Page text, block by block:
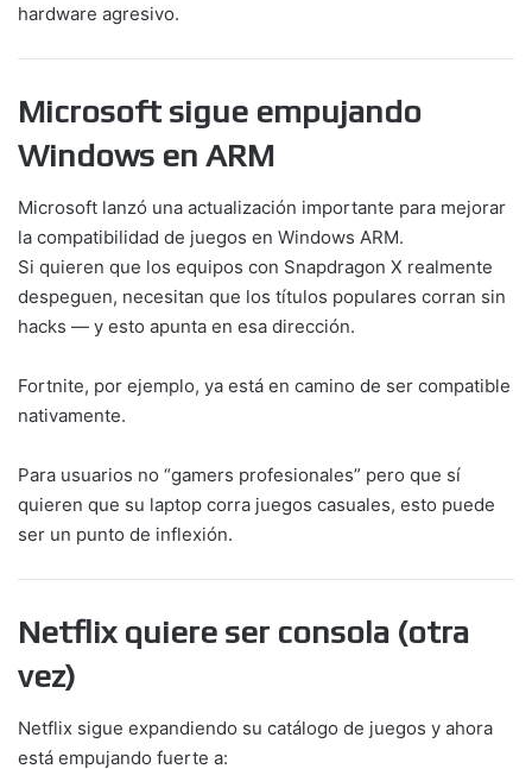
hardware agresivo.
Microsoft sigue empujando
Windows en ARM
Microsoft lanzó una actualización importante para mejorar
la compatibilidad de juegos en Windows ARM.
Si quieren que los equipos con Snapdragon X realmente
despeguen, necesitan que los títulos populares corran sin
hacks — y esto apunta en esa dirección.
Fortnite, por ejemplo, ya está en camino de ser compatible
nativamente.
Para usuarios no “gamers profesionales” pero que sí
quieren que su laptop corra juegos casuales, esto puede
ser un punto de inflexión.
Netflix quiere ser consola (otra
vez)
Netflix sigue expandiendo su catálogo de juegos y ahora
está empujando fuerte a: